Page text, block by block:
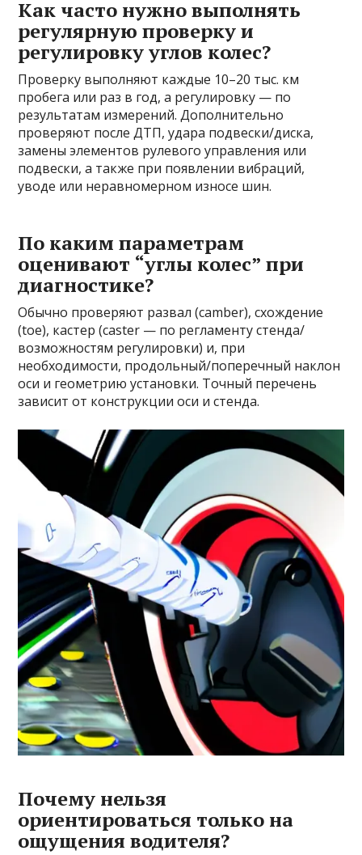
Как часто нужно выполнять
регулярную проверку и
регулировку углов колес?
Проверку выполняют каждые 10–20 тыс. км
пробега или раз в год, а регулировку — по
результатам измерений. Дополнительно
проверяют после ДТП, удара подвески/диска,
замены элементов рулевого управления или
подвески, а также при появлении вибраций,
уводе или неравномерном износе шин.
По каким параметрам
оценивают “углы колес” при
диагностике?
Обычно проверяют развал (camber), схождение
(toe), кастер (caster — по регламенту стенда/
возможностям регулировки) и, при
необходимости, продольный/поперечный наклон
оси и геометрию установки. Точный перечень
зависит от конструкции оси и стенда.
Почему нельзя
ориентироваться только на
ощущения водителя?